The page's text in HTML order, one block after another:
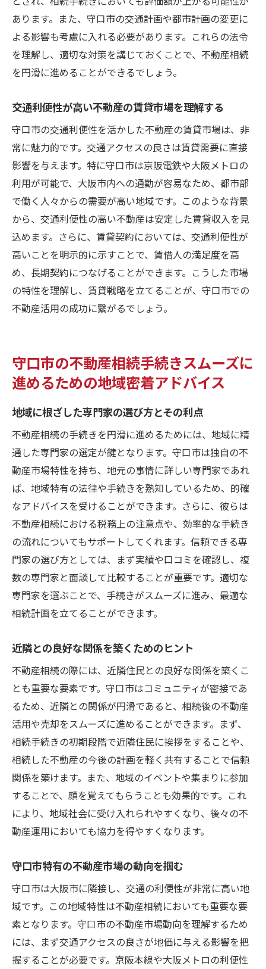
あります。また、守口市の交通計画や都市計画の変更に
よる影響も考慮に入れる必要があります。これらの法令
を理解し、適切な対策を講じておくことで、不動産相続
を円滑に進めることができるでしょう。
交通利便性が高い不動産の賃貸市場を理解する
守口市の交通利便性を活かした不動産の賃貸市場は、非
常に魅力的です。交通アクセスの良さは賃貸需要に直接
影響を与えます。特に守口市は京阪電鉄や大阪メトロの
利用が可能で、大阪市内への通勤が容易なため、都市部
で働く人々からの需要が高い地域です。このような背景
から、交通利便性の高い不動産は安定した賃貸収入を見
込めます。さらに、賃貸契約においては、交通利便性が
高いことを明示的に示すことで、賃借人の満足度を高
め、長期契約につなげることができます。こうした市場
の特性を理解し、賃貸戦略を立てることが、守口市での
不動産活用の成功に繋がるでしょう。
守口市の不動産相続手続きスムーズに
進めるための地域密着アドバイス
地域に根ざした専門家の選び方とその利点
不動産相続の手続きを円滑に進めるためには、地域に精
通した専門家の選定が鍵となります。守口市は独自の不
動産市場特性を持ち、地元の事情に詳しい専門家であれ
ば、地域特有の法律や手続きを熟知しているため、的確
なアドバイスを受けることができます。さらに、彼らは
不動産相続における税務上の注意点や、効率的な手続き
の流れについてもサポートしてくれます。信頼できる専
門家の選び方としては、まず実績や口コミを確認し、複
数の専門家と面談して比較することが重要です。適切な
専門家を選ぶことで、手続きがスムーズに進み、最適な
相続計画を立てることができます。
近隣との良好な関係を築くためのヒント
不動産相続の際には、近隣住民との良好な関係を築くこ
とも重要な要素です。守口市はコミュニティが密接であ
るため、近隣との関係が円滑であると、相続後の不動産
活用や売却をスムーズに進めることができます。まず、
相続手続きの初期段階で近隣住民に挨拶をすることや、
相続した不動産の今後の計画を軽く共有することで信頼
関係を築けます。また、地域のイベントや集まりに参加
することで、顔を覚えてもらうことも効果的です。これ
により、地域社会に受け入れられやすくなり、後々の不
動産運用においても協力を得やすくなります。
守口市特有の不動産市場の動向を掴む
守口市は大阪市に隣接し、交通の利便性が非常に高い地
域です。この地域特性は不動産相続においても重要な要
素となります。守口市の不動産市場動向を理解するため
には、まず交通アクセスの良さが地価に与える影響を把
握することが必要です。京阪本線や大阪メトロの利便性